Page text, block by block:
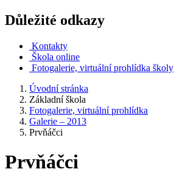
Důležité odkazy
Kontakty
Škola online
Fotogalerie, virtuální prohlídka školy
Úvodní stránka
Základní škola
Fotogalerie, virtuální prohlídka
Galerie – 2013
Prvňáčci
Prvňáčci